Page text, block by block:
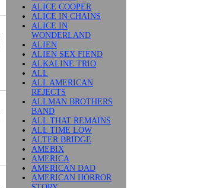
ALICE COOPER
ALICE IN CHAINS
ALICE IN
WONDERLAND
ALIEN
ALIEN SEX FIEND
ALKALINE TRIO
ALL
ALL AMERICAN
REJECTS
ALLMAN BROTHERS
BAND
ALL THAT REMAINS
ALL TIME LOW
ALTER BRIDGE
AMEBIX
AMERICA
AMERICAN DAD
AMERICAN HORROR